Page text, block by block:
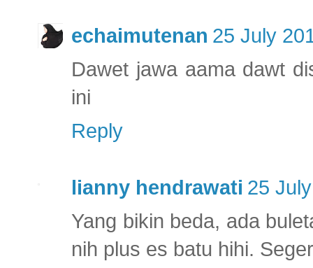
echaimutenan 25 July
Dawet jawa aama dawt
ini
Reply
lianny hendrawati 25
Yang bikin beda, ada
nih plus es batu hihi.